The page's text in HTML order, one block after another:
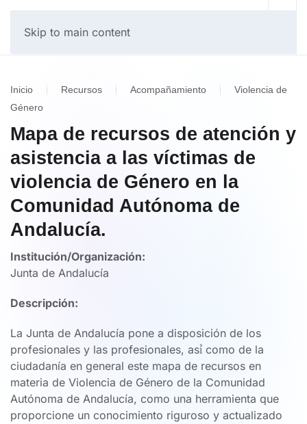
Skip to main content
Inicio Recursos Acompañamiento
Violencia de
Género
Mapa de recursos de atención y
asistencia a las víctimas de
violencia de Género en la
Comunidad Autónoma de
Andalucía.
Institución/Organización:
Junta de Andalucía
Descripción:
La Junta de Andalucía pone a disposición de los
profesionales y las profesionales, así́ como de la
ciudadanía en general este mapa de recursos en
materia de Violencia de Género de la Comunidad
Autónoma de Andalucía, como una herramienta que
proporcione un conocimiento riguroso y actualizado